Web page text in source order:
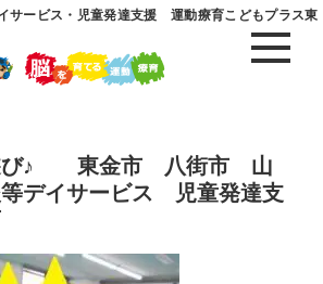
サービス・児童発達支援 運動療育こどもプラス東
び♪ 東金市 八街市 山
デイサービス 児童発達支